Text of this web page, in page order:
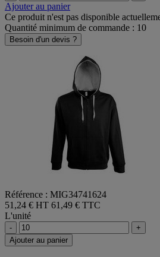
Ajouter au panier
Ce produit n'est pas disponible
Quantité minimum de commande : 10
Besoin d'un devis ?
Référence : MIG34741624
51,24 € HT 61,49 € TTC
L'unité
-
+
Ajouter au panier